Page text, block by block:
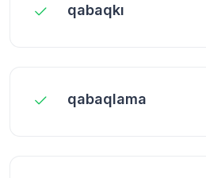
qabaqkı
qabaqlama